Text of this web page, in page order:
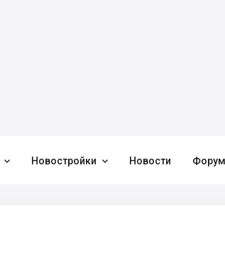
 Новостройки  Новости Форум